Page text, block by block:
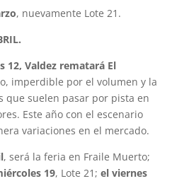
, nuevamente Lote 21.
12, Valdez rematará El
imperdible por el volumen y la
que suelen pasar por pista en
Este año con el escenario
variaciones en el mercado.
, será la feria en Fraile Muerto;
19, Lote 21; el viernes